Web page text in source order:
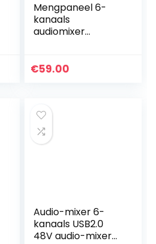
Mengpaneel 6-
kanaals
audiomixer
ingebouwde
€59.00
Audio-mixer 6-
kanaals USB2.0
48V audio-mixer